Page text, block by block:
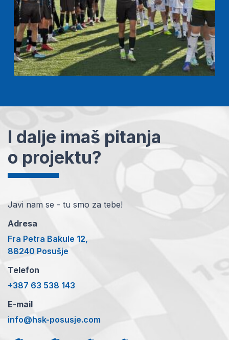
I dalje imaš pitanja
o projektu?
Javi nam se - tu smo za tebe!
Adresa
Fra Petra Bakule 12,
88240 Posušje
Telefon
+387 63 538 143
E-mail
info@hsk-posusje.com